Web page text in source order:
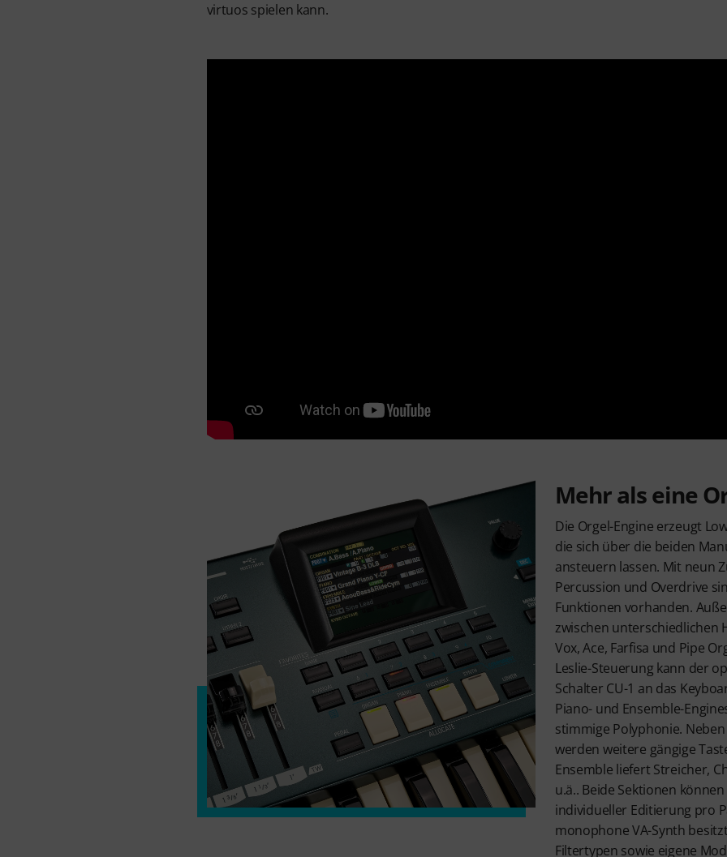
virtuos spielen kann.
Mehr als eine
Die Orgel-Engine erzeugt
die sich über die beiden
ansteuern lassen. Mit neun
Percussion und Overdrive
Funktionen vorhanden.
zwischen unterschiedlichen
Vox, Ace, Farfisa und Pipe
Leslie-Steuerung kann der
Schalter CU-1 an das
Piano- und Ensemble-
stimmige Polyphonie.
werden weitere gängige
Ensemble liefert Streicher,
u.ä.. Beide Sektionen
individueller Editierung pro
monophone VA-Synth
Filtertypen sowie eigene